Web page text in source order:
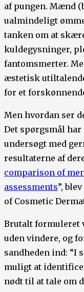
af pungen. Mænd
ualmindeligt
tanken om at
kuldegysninger,
fantomsmerter.
æstetisk
for et
Men hvordan ser
Det spørgsmål
undersøgt med
resultaterne af
comparison of
assessments”,
of Cosmetic
Brutalt formuleret
uden vindere, og
sandheden ind: “I
muligt at
nødt til at tale om